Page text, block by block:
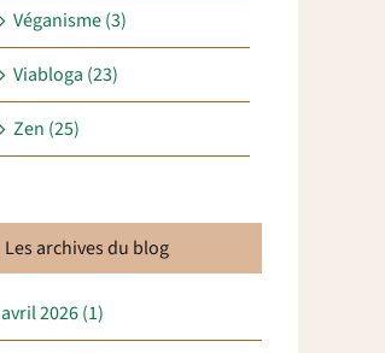
Véganisme (3)
Viabloga (23)
Zen (25)
Les archives du blog
avril 2026 (1)